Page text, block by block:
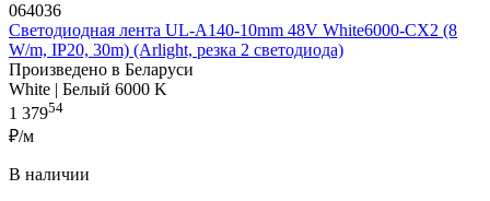
064036
Светодиодная лента UL-A140-10mm 48V White6000-CX2 (8
W/m, IP20, 30m) (Arlight, резка 2 светодиода)
Произведено в Беларуси
White | Белый 6000 K
1 37954
₽/м
В наличии